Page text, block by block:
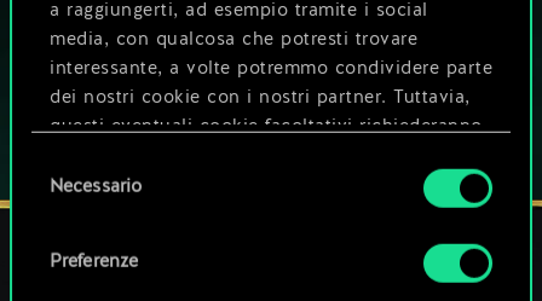
a raggiungerti, ad esempio tramite i social
media, con qualcosa che potresti trovare
interessante, a volte potremmo condividere parte
dei nostri cookie con i nostri partner. Tuttavia,
questi eventuali cookie facoltativi richiederanno
Tutti i dettagli su come utilizziamo i cookie e su
disponibili nel menu "Impostazioni" qui sotto.
delNecessario
Preferenze
GIOCA ANCHE SU